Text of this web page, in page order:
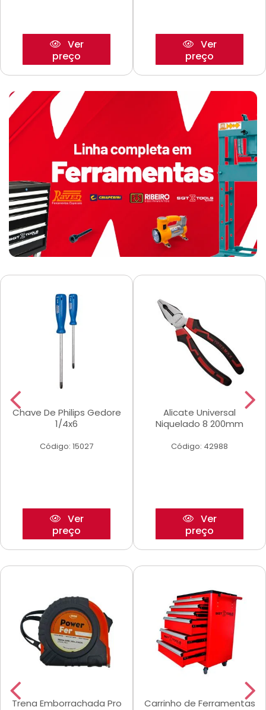
Ver
preço
Ver
preço
Chave De Philips Gedore
1/4x6
Código: 15027
Ver
preço
Alicate Universal
Niquelado 8 200mm
Código: 42988
Ver
preço
Trena Emborrachada Pro
Carrinho de Ferramentas